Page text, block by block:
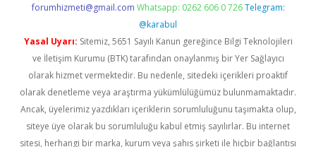
forumhizmeti@gmail.com Whatsapp: 0262 606 0 726 Telegram:
@karabul
Yasal Uyarı: Sitemiz, 5651 Sayılı Kanun gereğince Bilgi Teknolojileri
ve İletişim Kurumu (BTK) tarafından onaylanmış bir Yer Sağlayıcı
olarak hizmet vermektedir. Bu nedenle, sitedeki içerikleri proaktif
olarak denetleme veya araştırma yükümlülüğümüz bulunmamaktadır.
Ancak, üyelerimiz yazdıkları içeriklerin sorumluluğunu taşımakta olup,
siteye üye olarak bu sorumluluğu kabul etmiş sayılırlar. Bu internet
sitesi, herhangi bir marka, kurum veya şahıs şirketi ile hiçbir bağlantısı